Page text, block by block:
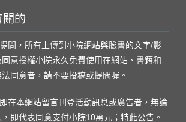
關的
問，所有上傳到小院網站與臉書的文字/影
意授權小院永久免費使用在網站、書籍和
同意者，請不要投稿或提問喔。
在本網站留言刊登活動訊息或廣告者，無論
即代表同意支付小院10萬元；特此公告。